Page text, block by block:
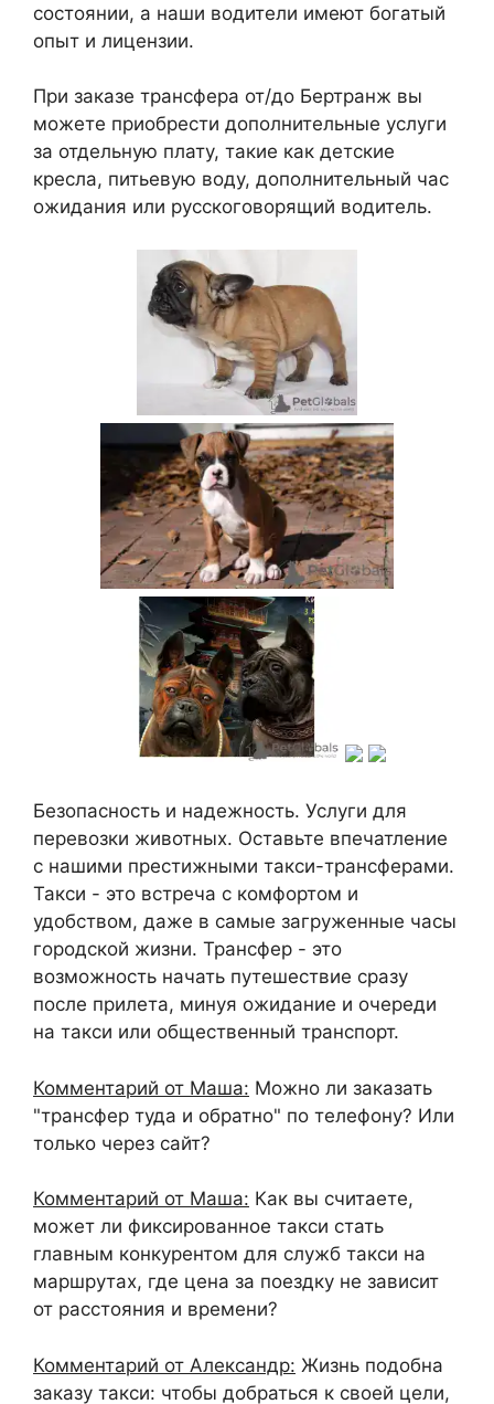
состоянии, а наши водители имеют богатый
опыт и лицензии.
При заказе трансфера от/до Бертранж вы
можете приобрести дополнительные услуги
за отдельную плату, такие как детские
кресла, питьевую воду, дополнительный час
ожидания или русскоговорящий водитель.
Безопасность и надежность. Услуги для
перевозки животных. Оставьте впечатление
с нашими престижными такси-трансферами.
Такси - это встреча с комфортом и
удобством, даже в самые загруженные часы
городской жизни. Трансфер - это
возможность начать путешествие сразу
после прилета, минуя ожидание и очереди
на такси или общественный транспорт.
Комментарий от Маша: Можно ли заказать
"трансфер туда и обратно" по телефону? Или
только через сайт?
Комментарий от Маша: Как вы считаете,
может ли фиксированное такси стать
главным конкурентом для служб такси на
маршрутах, где цена за поездку не зависит
от расстояния и времени?
Комментарий от Александр: Жизнь подобна
заказу такси: чтобы добраться к своей цели,